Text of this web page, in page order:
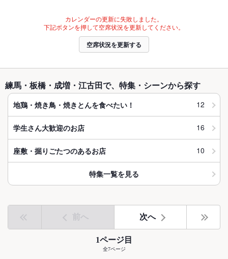
カレンダーの更新に失敗しました。
下記ボタンを押して空席状況を更新してください。
空席状況を更新する
練馬・板橋・成増・江古田で、特集・シーンから探す
地鶏・焼き鳥・焼きとんを食べたい！ 12
学生さん大歓迎のお店 16
座敷・掘りごたつのあるお店 10
特集一覧を見る
前へ 次へ
1ページ目
全7ページ